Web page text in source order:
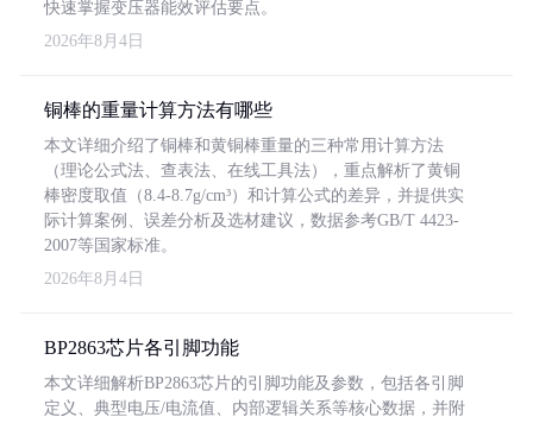
快速掌握变压器能效评估要点。
2026年8月4日
铜棒的重量计算方法有哪些
本文详细介绍了铜棒和黄铜棒重量的三种常用计算方法
（理论公式法、查表法、在线工具法），重点解析了黄铜
棒密度取值（8.4-8.7g/cm³）和计算公式的差异，并提供实
际计算案例、误差分析及选材建议，数据参考GB/T 4423-
2007等国家标准。
2026年8月4日
BP2863芯片各引脚功能
本文详细解析BP2863芯片的引脚功能及参数，包括各引脚
定义、典型电压/电流值、内部逻辑关系等核心数据，并附